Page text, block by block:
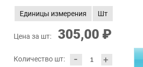
Единицы измерения Шт
Цена за шт: 305,00 ₽
Количество шт: - +